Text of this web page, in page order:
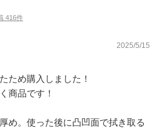
416件
2025/5/15
ため購入しました！
商品です！
め。使った後に凸凹面で拭き取る